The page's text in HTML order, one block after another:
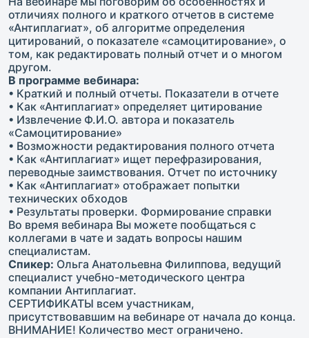
отличиях полного и краткого отчетов в системе
«Антиплагиат», об алгоритме определения
цитирований, о показателе «самоцитирование», о
том, как редактировать полный отчет и о многом
другом.
В программе вебинара:
• Краткий и полный отчеты. Показатели в отчете
• Как «Антиплагиат» определяет цитирование
• Извлечение Ф.И.О. автора и показатель
«Самоцитирование»
• Возможности редактирования полного отчета
• Как «Антиплагиат» ищет перефразирования,
переводные заимствования. Отчет по источнику
• Как «Антиплагиат» отображает попытки
технических обходов
• Результаты проверки. Формирование справки
Во время вебинара Вы можете пообщаться с
коллегами в чате и задать вопросы нашим
специалистам.
Спикер: Ольга Анатольевна Филиппова, ведущий
специалист учебно-методического центра
компании Антиплагиат.
СЕРТИФИКАТЫ всем участникам,
присутствовавшим на вебинаре от начала до конца.
ВНИМАНИЕ! Количество мест ограничено.